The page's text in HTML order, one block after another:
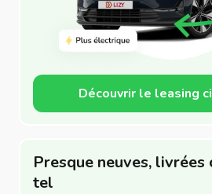
Découvrir le leasing
Presque neuves, livrées
tel